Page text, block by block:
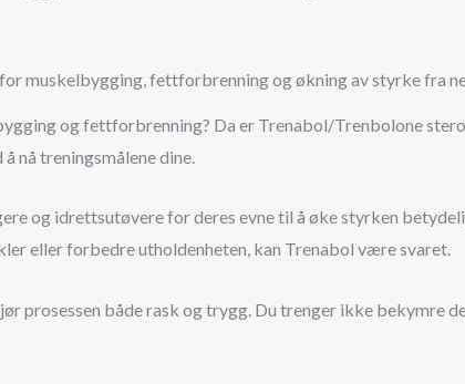
muskelbygging, fettforbrenning og økning av styrke fra
og fettforbrenning? Da er Trenabol/Trenbolone
nå treningsmålene dine.
og idrettsutøvere for deres evne til å øke styrken
eller forbedre utholdenheten, kan Trenabol være svaret.
prosessen både rask og trygg. Du trenger ikke bekymre